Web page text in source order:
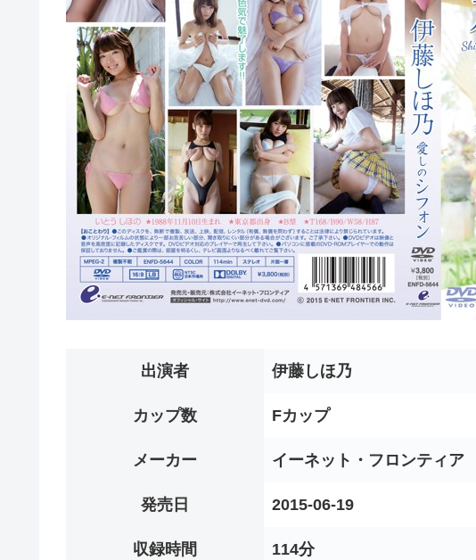
出演者 伊藤しほ乃
カップ数 Fカップ
メーカー イーネット・フロンティア
発売日 2015-06-19
収録時間 114分